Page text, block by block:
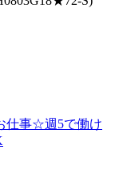
仕事☆週5で働け